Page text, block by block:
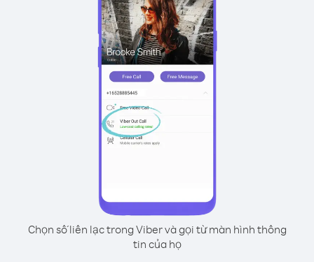
Chọn số liên lạc trong Viber và gọi từ màn hình thông
tin của họ